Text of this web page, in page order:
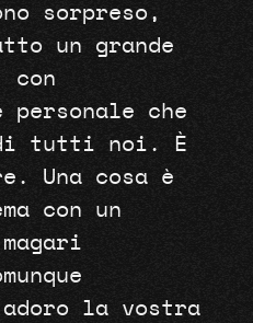
sorpreso,
un grande
con
personale che
di tutti noi. È
Una cosa è
con un
la vostra